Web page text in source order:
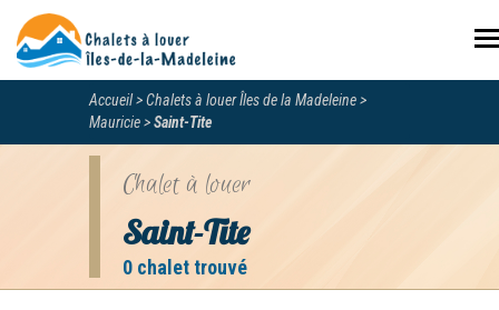
Accueil
Chalets à louer Îles de la Madeleine
Mauricie
Saint-Tite
Chalet à louer
Saint-Tite
0 chalet trouvé